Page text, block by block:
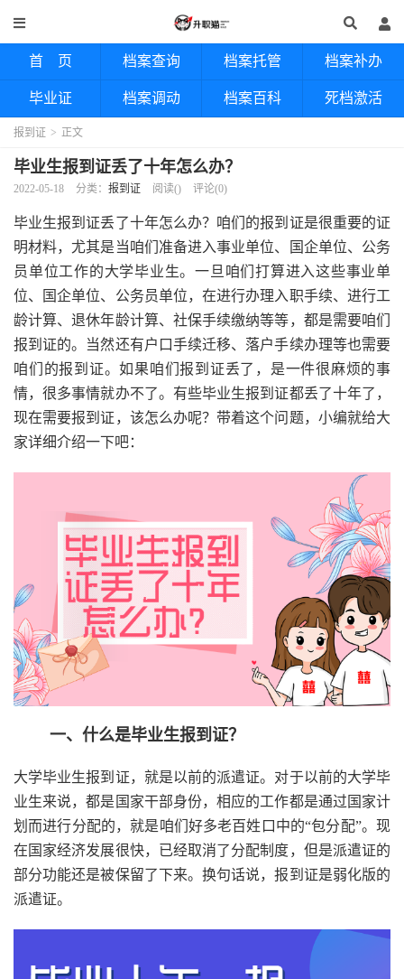
首 页 档案查询 档案托管 档案补办
毕业证 档案调动 档案百科 死档激活
报到证 > 正文
毕业生报到证丢了十年怎么办？
2022-05-18 分类： 报到证 阅读() 评论(0)
毕业生报到证丢了十年怎么办？咱们的报到证是很重要的证
明材料，尤其是当咱们准备进入事业单位、国企单位、公务
员单位工作的大学毕业生。一旦咱们打算进入这些事业单
位、国企单位、公务员单位，在进行办理入职手续、进行工
龄计算、退休年龄计算、社保手续缴纳等等，都是需要咱们
报到证的。当然还有户口手续迁移、落户手续办理等也需要
咱们的报到证。如果咱们报到证丢了，是一件很麻烦的事
情，很多事情就办不了。有些毕业生报到证都丢了十年了，
现在需要报到证，该怎么办呢？带着这个问题，小编就给大
家详细介绍一下吧：
一、什么是毕业生报到证？
大学毕业生报到证，就是以前的派遣证。对于以前的大学毕
业生来说，都是国家干部身份，相应的工作都是通过国家计
划而进行分配的，就是咱们好多老百姓口中的“包分配”。现
在国家经济发展很快，已经取消了分配制度，但是派遣证的
部分功能还是被保留了下来。换句话说，报到证是弱化版的
派遣证。